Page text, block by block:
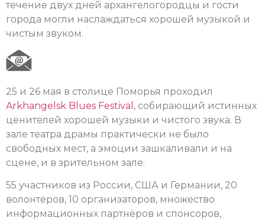
течение двух дней архангелогородцы и гости
города могли наслаждаться хорошей музыкой и
чистым звуком.
25 и 26 мая в столице Поморья проходил
Arkhangelsk Blues Festival , собирающий истинных
ценителей хорошей музыки и чистого звука. В
зале театра драмы практически не было
свободных мест, а эмоции зашкаливали и на
сцене, и в зрительном зале.
55 участников из России, США и Германии, 20
волонтёров, 10 организаторов, множество
информационных партнёров и спонсоров,